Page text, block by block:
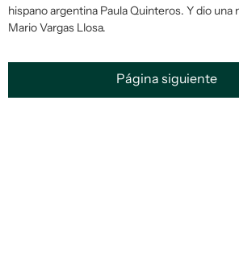
hispano argentina Paula Quinteros. Y dio una
Mario Vargas Llosa.
Página siguiente